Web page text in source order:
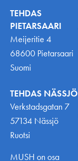
TEHDAS
PIETARSAARI
Meijeritie 4
68600 Pietarsaari
Suomi
TEHDAS NÄSSJÖ
Verkstadsgatan 7
57134 Nässjö
Ruotsi
MUSH on osa